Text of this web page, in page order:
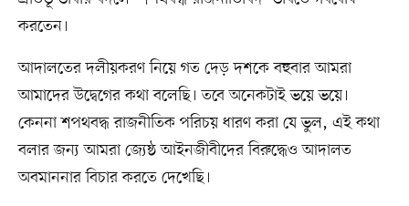
করতেন।
আদালতের দলীয়করণ নিয়ে গত দেড় দশকে বহুবার আমরা
আমাদের উদ্বেগের কথা বলেছি। তবে অনেকটাই ভয়ে ভয়ে।
কেননা শপথবদ্ধ রাজনীতিক পরিচয় ধারণ করা যে ভুল, এই কথা
বলার জন্য আমরা জ্যেষ্ঠ আইনজীবীদের বিরুদ্ধেও আদালত
অবমাননার বিচার করতে দেখেছি।